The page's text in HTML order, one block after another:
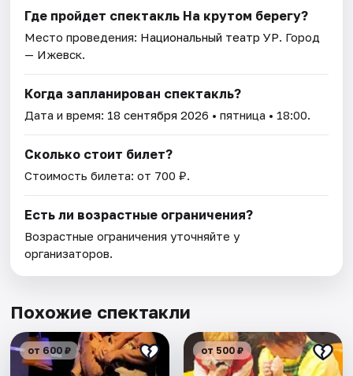
Где пройдет спектакль На крутом берегу?
Место проведения: Национальный театр УР. Город
— Ижевск.
Когда запланирован спектакль?
Дата и время: 18 сентября 2026 • пятница • 18:00.
Сколько стоит билет?
Стоимость билета: от 700 ₽.
Есть ли возрастные ограничения?
Возрастные ограничения уточняйте у
организаторов.
Похожие спектакли
от 600 ₽ от 500 ₽